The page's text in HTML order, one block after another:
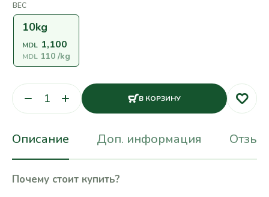
ВЕС
10kg
MDL 1,100
MDL 110/kg
В КОРЗИНУ
Описание Доп. информация
Почему стоит купить?